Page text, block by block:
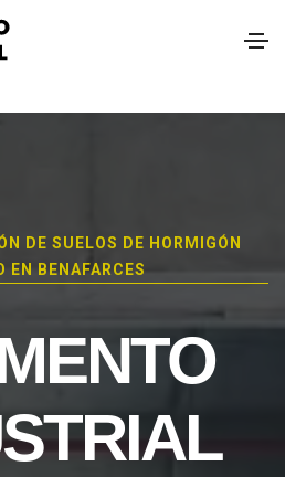
SUELOS DE HORMIGÓN
EN BENAFARCES